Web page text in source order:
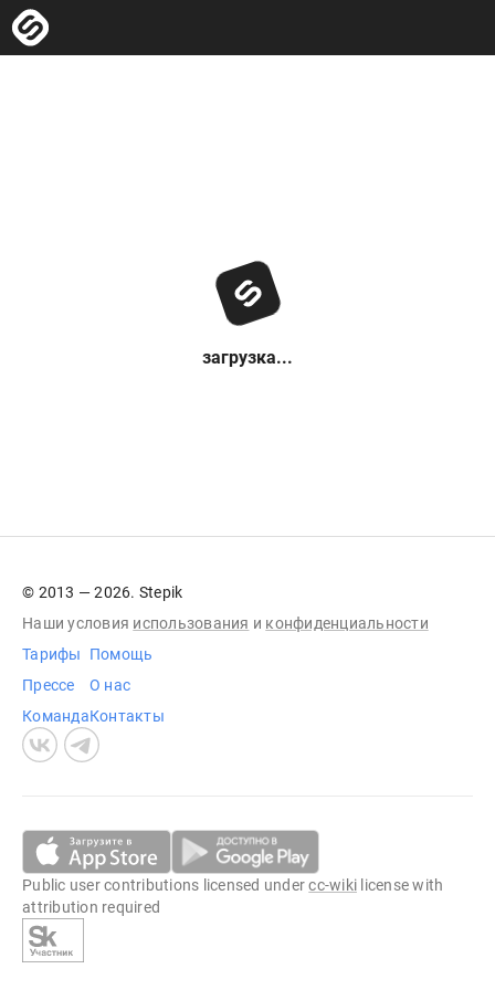
загрузка...
© 2013 — 2026. Stepik
Наши условия использования и конфиденциальности
Тарифы
Прессе
Команда
Помощь
О нас
Контакты
Public user contributions licensed undercc-wiki license with
attribution required